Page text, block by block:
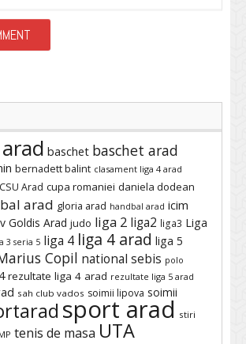
arad baschet baschet arad
bernadett balint clasament liga 4 arad
CSU Arad cupa romaniei daniela dodean
arad gloria arad handbal arad icim
Goldis Arad judo liga 2 liga2 liga3 Liga
3 seria 5 liga 4 liga 4 arad liga 5
Copil national sebis polo
rezultate liga 4 arad rezultate liga 5 arad
sah club vados soimii lipova soimii
sport arad stiri
tenis de masa UTA